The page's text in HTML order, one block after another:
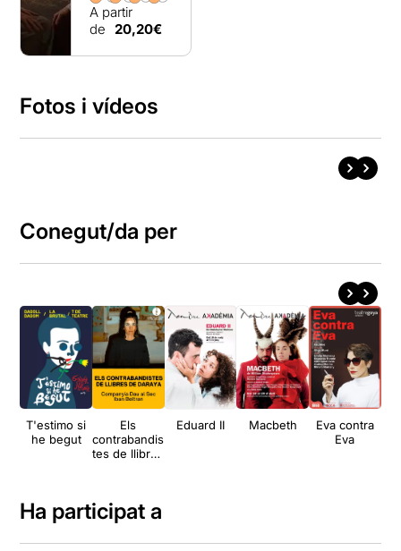
A partir
de 20,20€
Fotos i vídeos
Conegut/da per
T'estimo si
he begut
Els
contrabandis
tes de llibres
Eduard II Macbeth
Eva contra
Eva
Ha participat a